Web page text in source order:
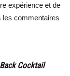
expérience et de
les commentaires
Cocktail